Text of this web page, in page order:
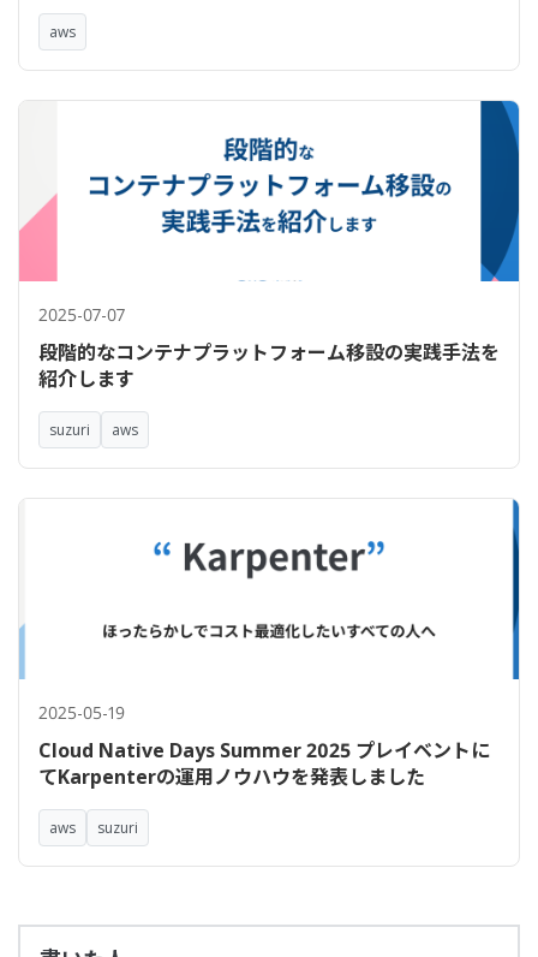
aws
2025-07-07
段階的なコンテナプラットフォーム移設の実践手法を
紹介します
suzuri aws
2025-05-19
Cloud Native Days Summer 2025 プレイベントに
てKarpenterの運用ノウハウを発表しました
aws suzuri